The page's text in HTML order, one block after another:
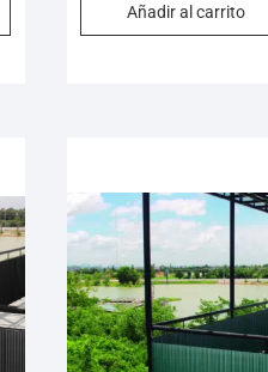
Añadir al carrito